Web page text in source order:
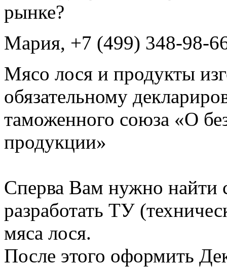
рынке?
Мария, +7 (499) 348-98-
Мясо лося и продукты
обязательному
таможенного союза «О
продукции»
Сперва Вам нужно
разработать ТУ
мяса лося.
После этого оформить